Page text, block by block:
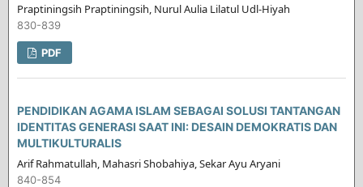
Praptiningsih Praptiningsih, Nurul Aulia Lilatul Udl-Hiyah
830-839
PDF
PENDIDIKAN AGAMA ISLAM SEBAGAI SOLUSI TANTANGAN
IDENTITAS GENERASI SAAT INI: DESAIN DEMOKRATIS DAN
MULTIKULTURALIS
Arif Rahmatullah, Mahasri Shobahiya, Sekar Ayu Aryani
840-854